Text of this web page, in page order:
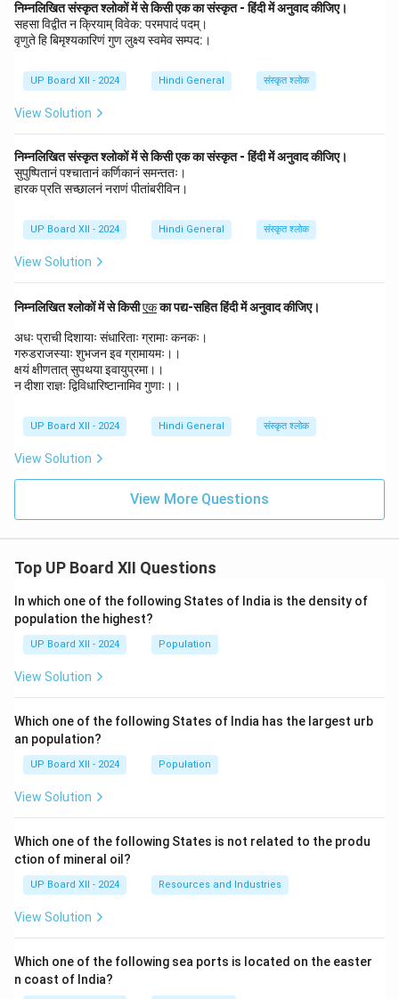
निम्नलिखित संस्कृत श्लोकों में से किसी एक का संस्कृत - हिंदी में अनुवाद कीजिए।
सहसा विद्वीत न क्रियाम् विवेक: परमपादं पदम्।
वृणुते हि बिमृश्यकारिणं गुण लुक्ष्य स्वमेव सम्पद:।
UP Board XII - 2024 Hindi General संस्कृत श्लोक
View Solution
निम्नलिखित संस्कृत श्लोकों में से किसी एक का संस्कृत - हिंदी में अनुवाद कीजिए।
सुपुष्पितानं पश्चातानं कर्णिकानं समन्ततः।
हारक प्रति सच्छालनं नराणं पीतांबरीविन।
UP Board XII - 2024 Hindi General संस्कृत श्लोक
View Solution
निम्नलिखित श्लोकों में से किसी\u
nd
erl
in
e
{ए
क}
एकका पद्य-सहित हिंदी में अनुवाद कीजिए।
अधः प्राची दिशायाः संधारिताः ग्रामाः कनकः।
गरुडराजस्याः शुभजन इव ग्रामायमः।।
क्षयं क्षीणतात् सुपथया इवायुप्रमा।।
न दीशा राज्ञः द्विविधारिष्टानामिव गुणाः।।
UP Board XII - 2024 Hindi General संस्कृत श्लोक
View Solution
View More Questions
Top UP Board XII Questions
In which one of the following States of India is the density of
population the highest?
UP Board XII - 2024 Population
View Solution
Which one of the following States of India has the largest urb
an population?
UP Board XII - 2024 Population
View Solution
Which one of the following States is not related to the produ
ction of mineral oil?
UP Board XII - 2024 Resources and Industries
View Solution
Which one of the following sea ports is located on the easter
n coast of India?